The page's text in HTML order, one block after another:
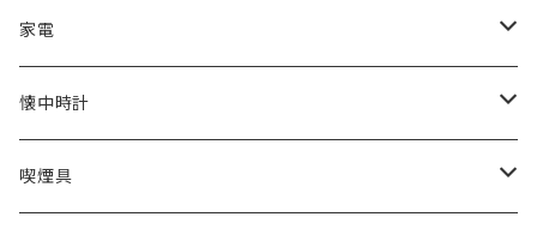
ZEPPELIN
SKAGEN
FOOTBALL WATCHES
ETTINGER
COACH
BVLGARI
CALVIN KLEIN
DANIEL WELLINGTON
SWAROVSKI
COLEMAN
MONTBLANC
Fashion Accessory Cllection
G GUSTO
GULLWING
LESPORTSAC
BLOSSOM
MONDAINE
MAWA
PELIKAN
CROSS
MONTBLANC
FEUERHAND
CASIO
ERGO BABY
その他
AMOS
OMMIX
家電
CREATE
TORAY
懐中時計
MONDAINE
喫煙具